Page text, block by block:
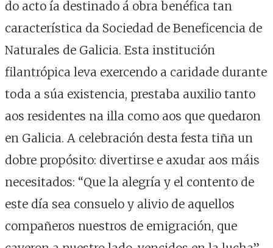
do acto ía destinado á obra benéfica tan
característica da Sociedad de Beneficencia de
Naturales de Galicia. Esta institución
filantrópica leva exercendo a caridade durante
toda a súa existencia, prestaba auxilio tanto
aos residentes na illa como aos que quedaron
en Galicia. A celebración desta festa tiña un
dobre propósito: divertirse e axudar aos máis
necesitados: “Que la alegría y el contento de
este día sea consuelo y alivio de aquellos
compañeros nuestros de emigración, que